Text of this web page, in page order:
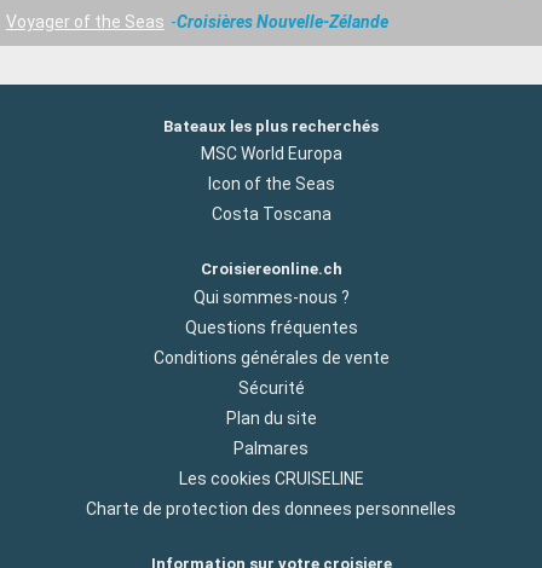
Voyager of the Seas
Croisières Nouvelle-Zélande
Bateaux les plus recherchés
MSC World Europa
Icon of the Seas
Costa Toscana
Croisiereonline.ch
Qui sommes-nous ?
Questions fréquentes
Conditions générales de vente
Sécurité
Plan du site
Palmares
Les cookies CRUISELINE
Charte de protection des donnees personnelles
Information sur votre croisiere